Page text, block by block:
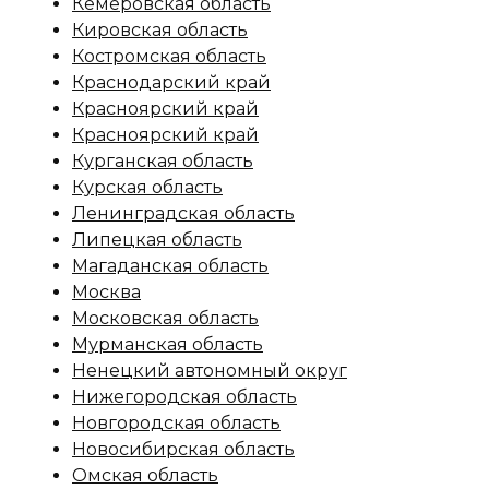
Кировская область
Костромская область
Краснодарский край
Красноярский край
Красноярский край
Курганская область
Курская область
Ленинградская область
Липецкая область
Магаданская область
Москва
Московская область
Мурманская область
Ненецкий автономный округ
Нижегородская область
Новгородская область
Новосибирская область
Омская область